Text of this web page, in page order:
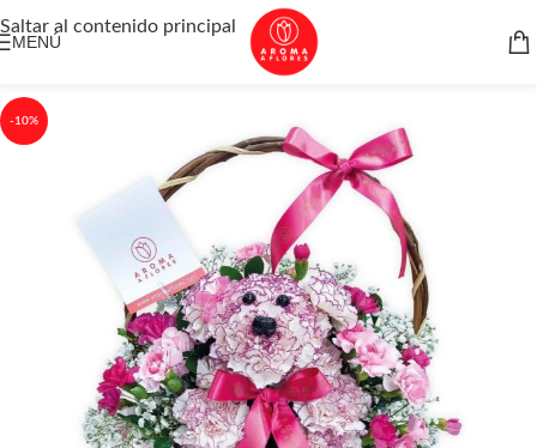
Saltar al contenido principal
MENÚ
-10%